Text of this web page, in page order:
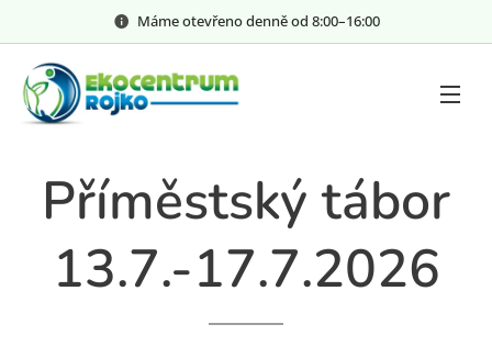
Máme otevřeno denně od 8:00–⁠⁠⁠⁠⁠16:00
Příměstský tábor
13.7.-17.7.2026